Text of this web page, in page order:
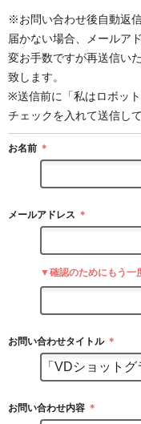
※お問い合わせ後自動返
届かない場合、メールア
変お手数ですが再送信い
致します。
※送信前に「私はロボッ
チェックを入れて送信して
お名前 ＊
メールアドレス ＊
▼確認のためにもう一
お問い合わせタイトル ＊
お問い合わせ内容 ＊